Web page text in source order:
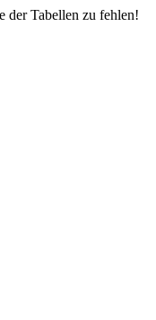
der Tabellen zu fehlen!